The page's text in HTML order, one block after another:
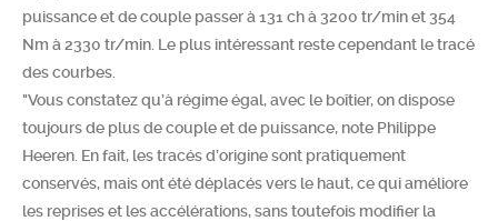
puissance et de couple passer à 131 ch à 3200 tr/min et 354
Nm à 2330 tr/min. Le plus intéressant reste cependant le tracé
des courbes.
"Vous constatez qu’à régime égal, avec le boîtier, on dispose
toujours de plus de couple et de puissance, note Philippe
Heeren. En fait, les tracés d’origine sont pratiquement
conservés, mais ont été déplacés vers le haut, ce qui améliore
les reprises et les accélérations, sans toutefois modifier la